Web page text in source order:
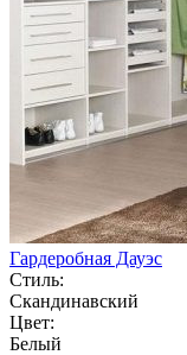
Гардеробная Дауэс
Стиль:
Скандинавский
Цвет:
Белый